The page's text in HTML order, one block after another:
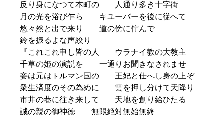
反り身になつて本町の 人通り多き十字街
月の光を浴び乍ら キユーバーを後に従へて
悠々然と出で来り 道の傍に佇んで
鈴を振るよな声絞り
『これこれ申し皆の人 ウラナイ教の大教主
千草の姫の演説を 一通りお聞きなされませ
妾は元はトルマン国の 王妃と仕へし身の上ぞ
衆生済度のその為めに 雲を押し分けて天降り
市井の巷に往き来して 天地を創り給ひたる
誠の親の御神徳 無限絶対無始無終